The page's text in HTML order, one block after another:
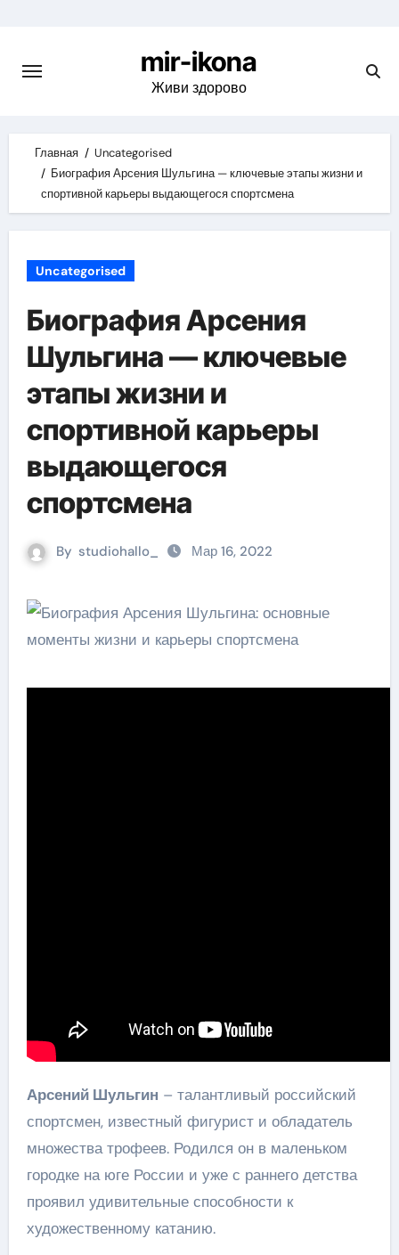
content
mir-ikona
Живи здорово
Главная
Uncategorised
Биография Арсения Шульгина — ключевые этапы жизни и
спортивной карьеры выдающегося спортсмена
Uncategorised
Биография Арсения
Шульгина — ключевые
этапы жизни и
спортивной карьеры
выдающегося
спортсмена
By studiohallo_ Мар 16, 2022
Арсений Шульгин – талантливый российский
спортсмен, известный фигурист и обладатель
множества трофеев. Родился он в маленьком
городке на юге России и уже с раннего детства
проявил удивительные способности к
художественному катанию.